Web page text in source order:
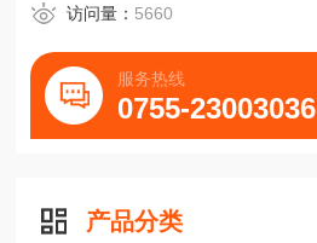
访问量： 5660
服务热线
0755-23003036
产品分类